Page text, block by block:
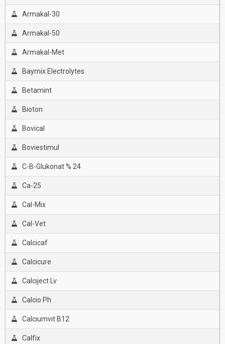
Armakal-30
Armakal-50
Armakal-Met
Baymix Electrolytes
Betamint
Bioton
Bovical
Boviestimul
C-B-Glukonat % 24
Ca-25
Cal-Mix
Cal-Vet
Calcicaf
Calcicure
Calcıject Lv
Calcio Ph
Calcıumvıt B12
Calfix